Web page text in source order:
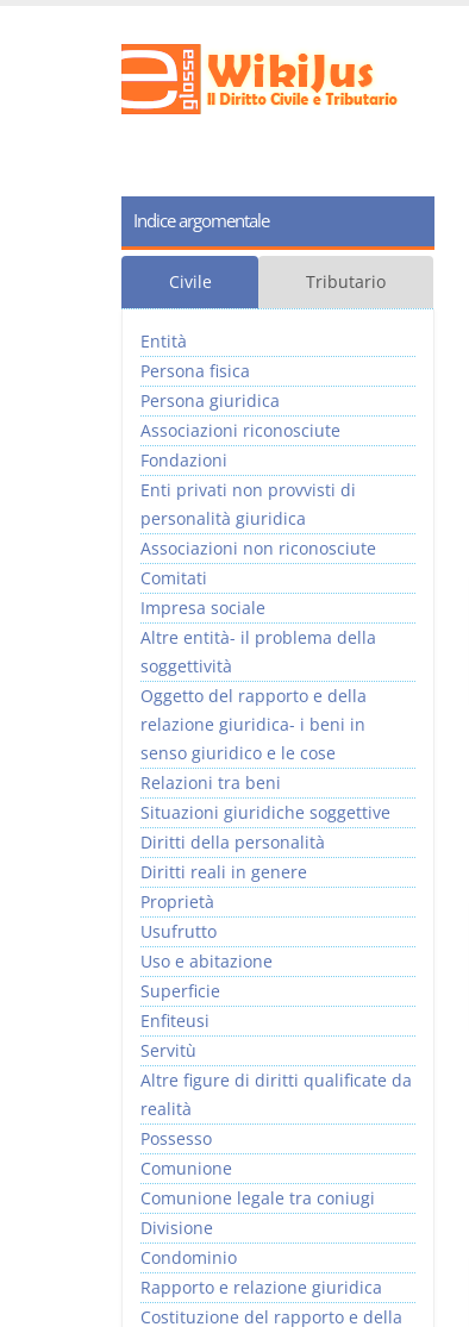
Indice argomentale
Civile Tributario
Entità
Persona fisica
Persona giuridica
Associazioni riconosciute
Fondazioni
Enti privati non provvisti di
personalità giuridica
Associazioni non riconosciute
Comitati
Impresa sociale
Altre entità- il problema della
soggettività
Oggetto del rapporto e della
relazione giuridica- i beni in
senso giuridico e le cose
Relazioni tra beni
Situazioni giuridiche soggettive
Diritti della personalità
Diritti reali in genere
Proprietà
Usufrutto
Uso e abitazione
Superficie
Enfiteusi
Servitù
Altre figure di diritti qualificate da
realità
Possesso
Comunione
Comunione legale tra coniugi
Divisione
Condominio
Rapporto e relazione giuridica
Costituzione del rapporto e della
I Vincoli Preliminari
Versione ebook€ 4,19
Usufrutto Uso e
Abitazione
Versione ebook
(iva incl.)